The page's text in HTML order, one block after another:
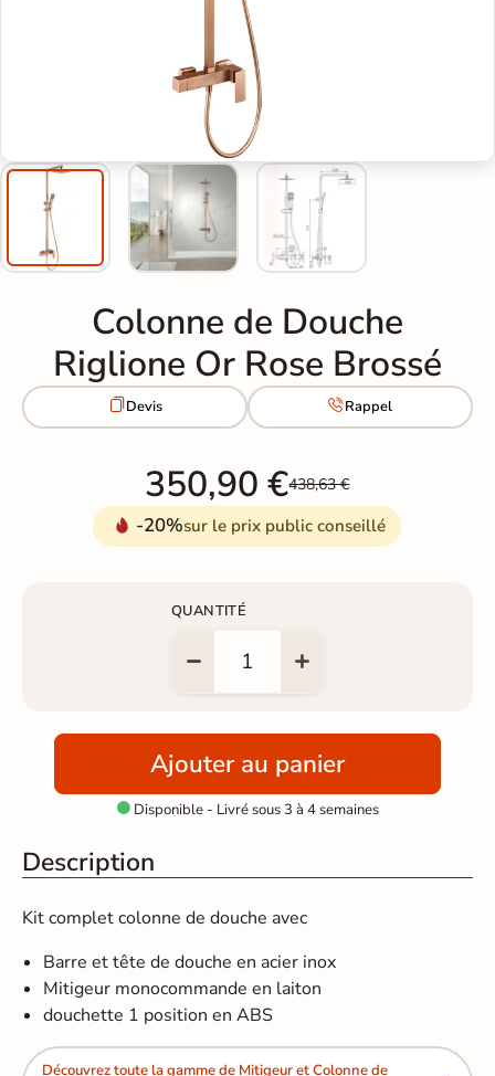
Colonne de Douche
Riglione Or Rose Brossé
Devis Rappel
350,90 €438,63 €
-20%sur le prix public conseillé
QUANTITÉ
Ajouter au panier
Disponible - Livré sous 3 à 4 semaines
Description
Kit complet colonne de douche avec
Barre et tête de douche en acier inox
Mitigeur monocommande en laiton
douchette 1 position en ABS
Découvrez toute la gamme de Mitigeur et Colonne de